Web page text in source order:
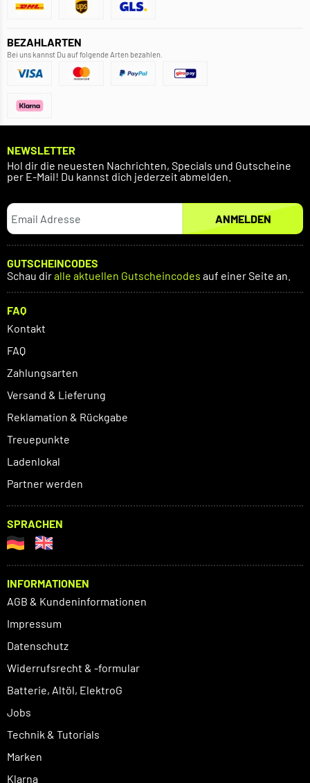
BEZAHLARTEN
Bei uns kannst Du auf folgende Arten bezahlen.
NEWSLETTER
Hol dir die neuesten Nachrichten, Specials und Gutscheine
per E-Mail! Du kannst dich jederzeit abmelden.
ANMELDEN
GUTSCHEINCODES
Schau diralle aktuellen Gutscheincodes auf einer Seite an.
FAQ
Kontakt
FAQ
Zahlungsarten
Versand & Lieferung
Reklamation & Rückgabe
Treuepunkte
Ladenlokal
Partner werden
SPRACHEN
INFORMATIONEN
AGB & Kundeninformationen
Impressum
Datenschutz
Widerrufsrecht & -formular
Batterie, Altöl, ElektroG
Jobs
Technik & Tutorials
Marken
Klarna